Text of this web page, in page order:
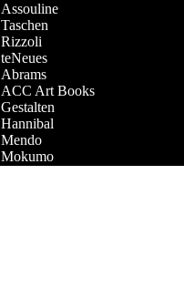
Assouline
Taschen
Rizzoli
teNeues
Abrams
ACC Art Books
Gestalten
Hannibal
Mendo
Mokumo